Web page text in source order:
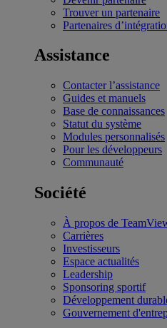
Trouver un partenaire
Partenaires
Assistance
Contacter l’assistance
Guides et manuels
Base de connaissances
Statut du système
Modules personnalisés
Pour les développeurs
Communauté
Société
À propos de
Carrières
Investisseurs
Espace actualités
Leadership
Sponsoring sportif
Développement
Gouvernement